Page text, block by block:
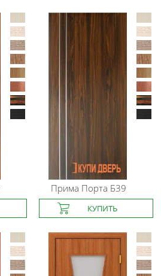
Прима Порта Б39